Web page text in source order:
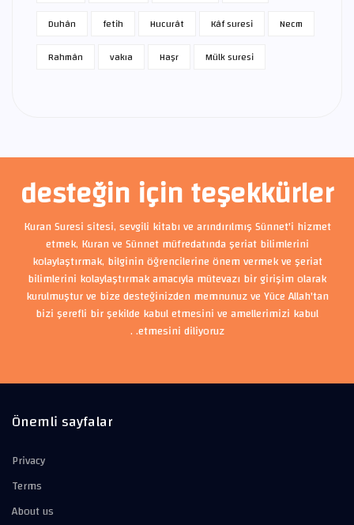
Duhân
fetih Hucurât Kâf suresi
Necm
Rahmân
vakıa Haşr Mülk suresi
desteğin için teşekkürler
Kuran Suresi sitesi, sevgili kitabı ve arındırılmış Sünnet'i hizmet
etmek, Kuran ve Sünnet müfredatında şeriat bilimlerini
kolaylaştırmak, bilginin öğrencilerine önem vermek ve şeriat
bilimlerini kolaylaştırmak amacıyla mütevazı bir girişim olarak
kurulmuştur ve bize desteğinizden memnunuz ve Yüce Allah'tan
bizi şerefli bir şekilde kabul etmesini ve amellerimizi kabul
etmesini diliyoruz. .
Önemli sayfalar
Privacy
Terms
About us